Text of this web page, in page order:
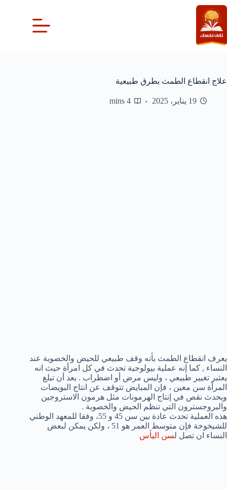
التجاوز
إلى
المحتوى
علاج انقطاع الطمث بطرق طبيعية
19 يناير، 2025 4 mins
يعرف انقطاع الطمث بأنه وقف طبيعي للحيض والخصوبة عند
النساء , كما إنه عملية بيولوجية تحدث في كل امرأة حيث انه
يعتبر تغيير طبيعي ، وليس مرض أو اضطراب . بعد أن تبلغ
المرأة سن معين ، فإن المبايض تتوقف عن انتاج البويضات
ويحدث نقص في إنتاج الهرمونات مثل هرمون الاستروجين
والبروجسترون التي تنظم الحيض والخصوبة .
هذه العملية تحدث عادة بين سن 45 و 55، وفقا للمعهد الوطني
للشيخوخة فإن متوسط العمر هو 51 ، ولكن يمكن لبعض
النساء ان تصل لسن اليأس